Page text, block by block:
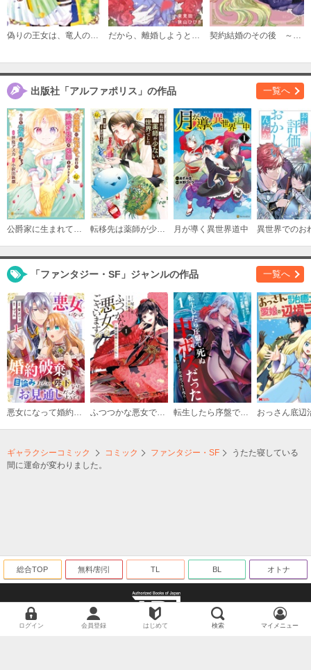
出版社「アルファポリス」の作品 一覧へ
月が導く異世界道中
「ファンタジー・SF」ジャンルの作品 一覧へ
悪女になって婚約破棄を目論みましたが、陛下にはお見通しだったようです ふつつかな悪女ではございますが ～雛宮蝶鼠とりかえ伝～ 転生したら序盤で死ぬ中ボスだった－ヒロイン眷属化で生き残る－
ギャラクシーコミック コミック ファンタジー・SF
うたた寝している
間に運命が変わりました。
総合TOP 無料/割引 TL BL オトナ
ログイン 会員登録 はじめて 検索 マイメニュー